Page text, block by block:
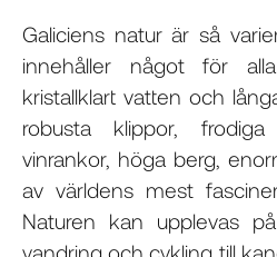
Galiciens natur är så
innehåller något för
kristallklart vatten och
robusta klippor,
vinrankor, höga berg,
av världens mest
Naturen kan upplevas